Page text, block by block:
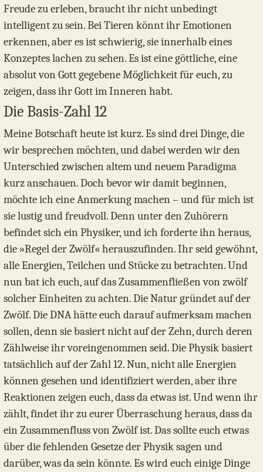
Freude zu erleben, braucht ihr nicht unbedingt
intelligent zu sein. Bei Tieren könnt ihr Emotionen
erkennen, aber es ist schwierig, sie innerhalb eines
Konzeptes lachen zu sehen. Es ist eine göttliche, eine
absolut von Gott gegebene Möglichkeit für euch, zu
zeigen, dass ihr Gott im Inneren habt.
Die Basis-Zahl 12
Meine Botschaft heute ist kurz. Es sind drei Dinge, die
wir besprechen möchten, und dabei werden wir den
Unterschied zwischen altem und neuem Paradigma
kurz anschauen. Doch bevor wir damit beginnen,
möchte ich eine Anmerkung machen – und für mich ist
sie lustig und freudvoll. Denn unter den Zuhörern
befindet sich ein Physiker, und ich forderte ihn heraus,
die »Regel der Zwölf« herauszufinden. Ihr seid gewöhnt,
alle Energien, Teilchen und Stücke zu betrachten. Und
nun bat ich euch, auf das Zusammenfließen von zwölf
solcher Einheiten zu achten. Die Natur gründet auf der
Zwölf. Die DNA hätte euch darauf aufmerksam machen
sollen, denn sie basiert nicht auf der Zehn, durch deren
Zählweise ihr voreingenommen seid. Die Physik basiert
tatsächlich auf der Zahl 12. Nun, nicht alle Energien
können gesehen und identifiziert werden, aber ihre
Reaktionen zeigen euch, dass da etwas ist. Und wenn ihr
zählt, findet ihr zu eurer Überraschung heraus, dass da
ein Zusammenfluss von Zwölf ist. Das sollte euch etwas
über die fehlenden Gesetze der Physik sagen und
darüber, was da sein könnte. Es wird euch einige Dinge